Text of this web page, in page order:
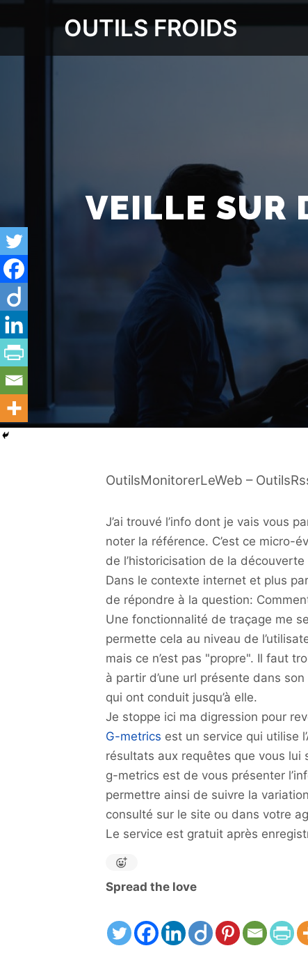
OUTILS FROIDS
VEILLE SUR
OutilsMonitorerLeWeb –
J’ai trouvé l’info dont je vais vous
noter la référence. C’est ce micro-
de l’historicisation de la découverte
Dans le contexte internet et plus
de répondre à la question:
Une fonctionnalité de traçage me
permette cela au niveau de
mais ce n’est pas "propre". Il faut
à partir d’une url présente dans
qui ont conduit jusqu’à elle.
Je stoppe ici ma digression pour
G-metrics est un service qui utilise
résultats aux requêtes que vous lui
g-metrics est de vous présenter
permettre ainsi de suivre la
consulté sur le site ou dans votre
Le service est gratuit après
Spread the love